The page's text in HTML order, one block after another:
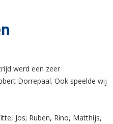
werd een zeer
Dorrepaal. Ook speelde wij
Jos; Ruben, Rino, Matthijs,